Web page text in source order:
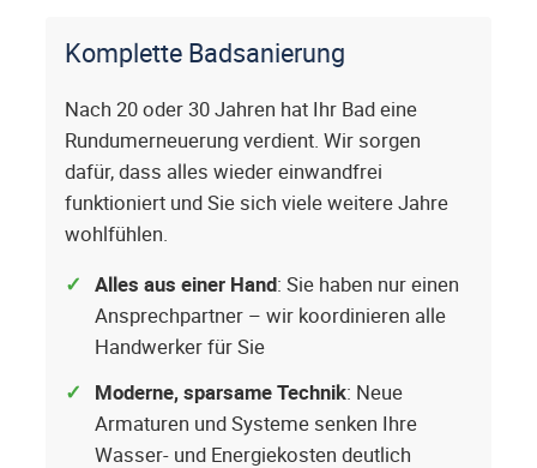
Komplette Badsanierung
Nach 20 oder 30 Jahren hat Ihr Bad eine
Rundumerneuerung verdient. Wir sorgen
dafür, dass alles wieder einwandfrei
funktioniert und Sie sich viele weitere Jahre
wohlfühlen.
Alles aus einer Hand: Sie haben nur einen
Ansprechpartner – wir koordinieren alle
Handwerker für Sie
Moderne, sparsame Technik: Neue
Armaturen und Systeme senken Ihre
Wasser- und Energiekosten deutlich